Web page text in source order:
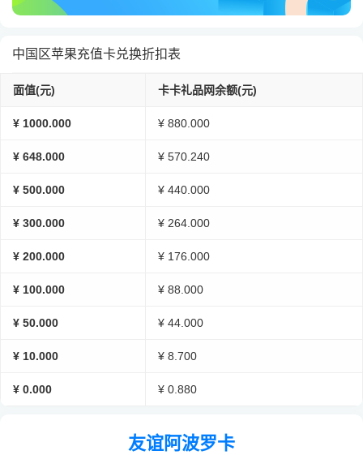
中国区苹果充值卡兑换折扣表
面值(元) 卡卡礼品网余额(元)
¥ 1000.000 ¥ 880.000
¥ 648.000 ¥ 570.240
¥ 500.000 ¥ 440.000
¥ 300.000 ¥ 264.000
¥ 200.000 ¥ 176.000
¥ 100.000 ¥ 88.000
¥ 50.000 ¥ 44.000
¥ 10.000 ¥ 8.700
¥ 0.000 ¥ 0.880
友谊阿波罗卡